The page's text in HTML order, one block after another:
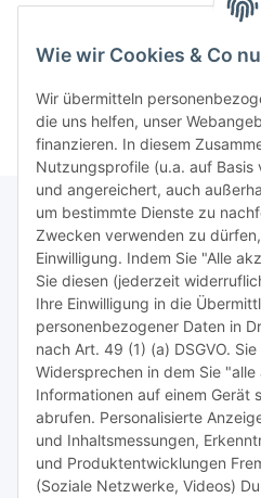
>>Containersucher
>>Goldinfoseite
TiDis Lizenzsystem
Meist besuchte Seiten:
Tipps & Tricks rund um
TiDis Videos auf Youtube
Nachfüllpreise für
Refillservice Patronen verpacken
Wie wir Cookies & Co
Wir übermitteln
die uns helfen, unser
finanzieren. In diesem
Nutzungsprofile (u.a. auf
und angereichert, auch
um bestimmte Dienste zu
Zwecken verwenden zu
Einwilligung. Indem Sie "Alle
Sie diesen (jederzeit
Ihre Einwilligung in die
personenbezogener Daten in
nach Art. 49 (1) (a) DSGVO.
Widersprechen in dem Sie
Informationen auf einem Gerät
abrufen. Personalisierte
und Inhaltsmessungen,
und Produktentwicklungen
(Soziale Netzwerke, Videos)